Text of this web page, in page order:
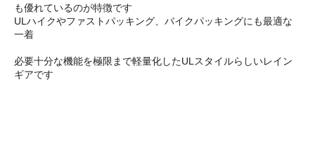
も優れているのが特徴です
ULハイクやファストパッキング、バイクパッキングにも最適な
一着
必要十分な機能を極限まで軽量化したULスタイルらしいレイン
ギアです